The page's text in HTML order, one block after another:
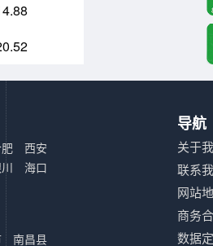
西安
海口
南昌县
导航
关于
联系
网站
商务
数据